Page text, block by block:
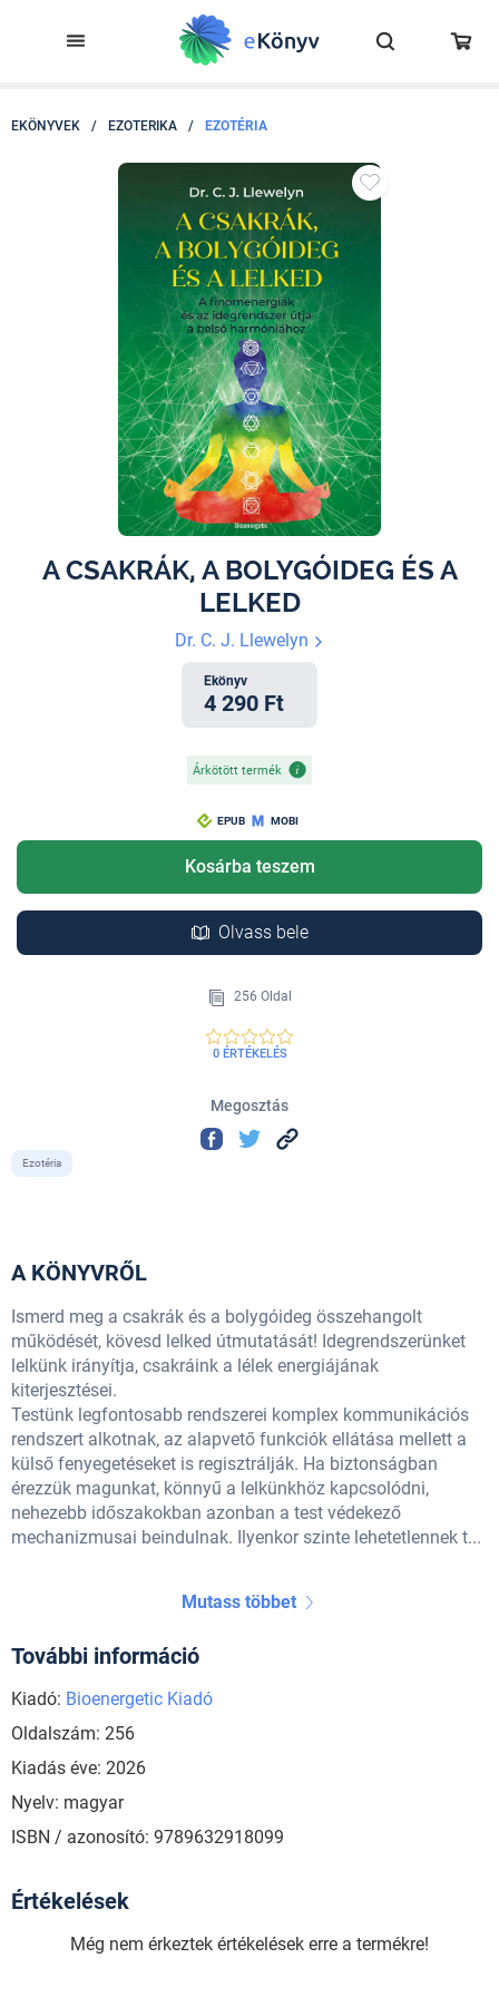
EKÖNYVEK / EZOTERIKA / EZOTÉRIA
A CSAKRÁK, A BOLYGÓIDEG ÉS A
LELKED
Dr. C. J. Llewelyn
Ekönyv
4 290 Ft
Árkötött termék
EPUB MOBI
Kosárba teszem
Olvass bele
256 Oldal
0 ÉRTÉKELÉS
Megosztás
Ezotéria
A KÖNYVRŐL
Ismerd meg a csakrák és a bolygóideg összehangolt
működését, kövesd lelked útmutatását! Idegrendszerünket
lelkünk irányítja, csakráink a lélek energiájának
kiterjesztései.
Testünk legfontosabb rendszerei komplex kommunikációs
rendszert alkotnak, az alapvető funkciók ellátása mellett a
külső fenyegetéseket is regisztrálják. Ha biztonságban
érezzük magunkat, könnyű a lelkünkhöz kapcsolódni,
nehezebb időszakokban azonban a test védekező
mechanizmusai beindulnak. Ilyenkor szinte lehetetlennek t...
Mutass többet
További információ
Kiadó: Bioenergetic Kiadó
Oldalszám: 256
Kiadás éve: 2026
Nyelv: magyar
ISBN / azonosító: 9789632918099
Értékelések
Még nem érkeztek értékelések erre a termékre!